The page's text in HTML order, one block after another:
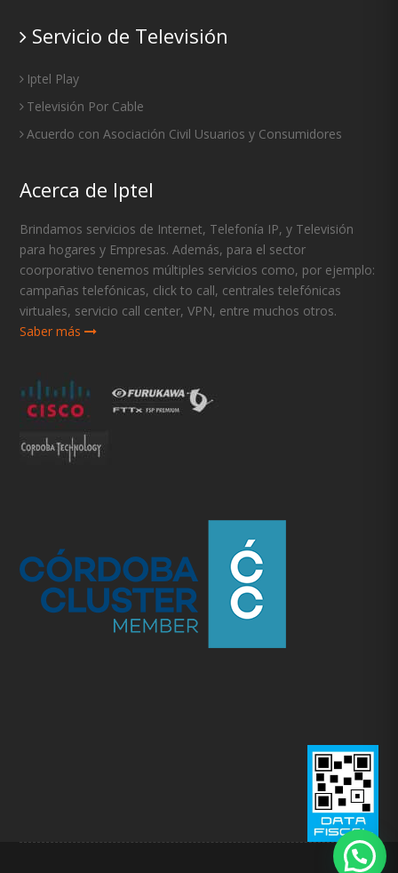
Servicio de Televisión
Iptel Play
Televisión Por Cable
Acuerdo con Asociación Civil Usuarios y Consumidores
Acerca de Iptel
Brindamos servicios de Internet, Telefonía IP, y Televisión
para hogares y Empresas. Además, para el sector
coorporativo tenemos múltiples servicios como, por ejemplo:
campañas telefónicas, click to call, centrales telefónicas
virtuales, servicio call center, VPN, entre muchos otros.
Saber más